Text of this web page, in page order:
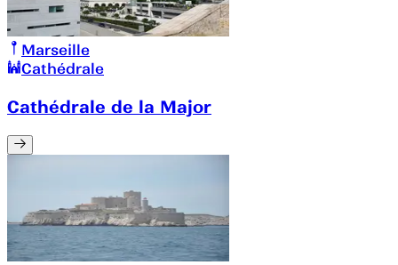
Marseille
Cathédrale
Cathédrale de la Major